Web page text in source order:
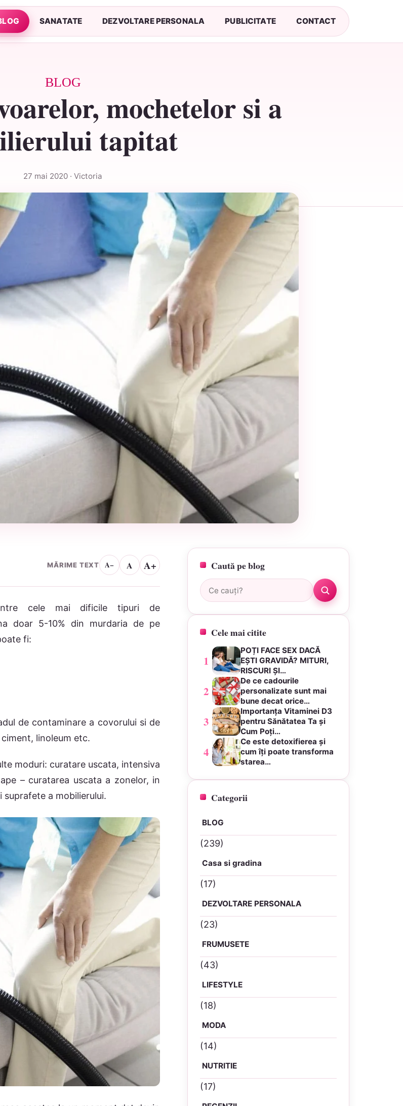
SANATATE DEZVOLTARE PERSONALA PUBLICITATE CONTACT
BLOG
mochetelor si a
tapitat
27 mai 2020 · Victoria
MĂRIME TEXT A− A A+
cele mai dificile tipuri de
doar 5-10% din murdaria de pe
fi:
de contaminare a covorului si de
linoleum etc.
moduri: curatare uscata, intensiva
– curatarea uscata a zonelor, in
a mobilierului.
Caută pe blog
Caută:
Cele mai citite
1
POȚI FACE SEX DACĂ
EȘTI GRAVIDĂ? MITURI,
RISCURI ȘI…
2
De ce cadourile
personalizate sunt mai
bune decat orice…
3
Importanța Vitaminei D3
pentru Sănătatea Ta și
Cum Poți…
4
Ce este detoxifierea și
cum îți poate transforma
starea…
Categorii
BLOG
(239)
Casa si gradina
(17)
DEZVOLTARE PERSONALA
(23)
FRUMUSETE
(43)
LIFESTYLE
(18)
MODA
(14)
NUTRITIE
(17)